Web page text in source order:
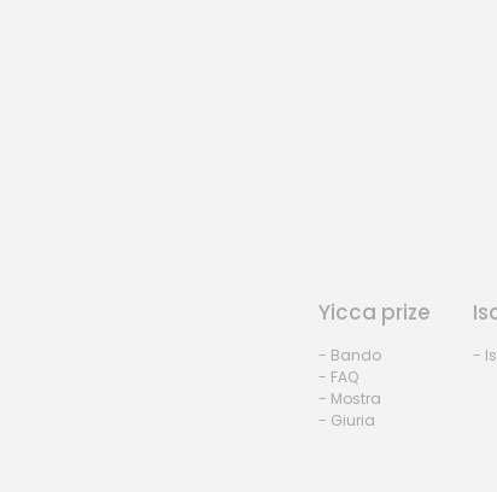
Yicca prize
- Bando
- FAQ
- Mostra
- Giuria
-